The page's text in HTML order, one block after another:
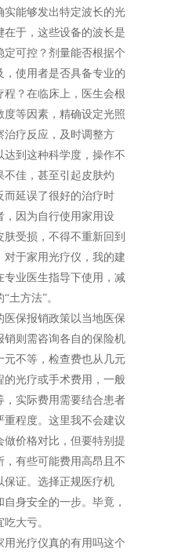
实能够发出特定波长的光
于，这些设备的波长是
可控？剂量能否根据个
使用者是否具备专业的
程？在临床上，医生会根
等因素，精确设定光照
治疗反应，及时调整方
到这种科学度，操作不
不佳，甚至引起皮肤灼
而延误了很好的治疗时
，因为自行使用家用设
受损，不得不重新回到
对于家用光疗仪，我的建
专业医生指导下使用，减
土方法”。
保报销政策以当地医保
销则需咨询各自的保险机
元不等，检查费也从几元
的光疗或手术费用，一般
，实际费用需要结合患者
程度。这里我不会建议
价格对比，但要特别提
有些可能费用高昂且不
保证。选择正规医疗机
身安全的一步。毕竟，
大亏。
光疗仪真的有用吗这个